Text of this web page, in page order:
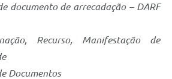
documento de arrecadação – DARF
Recurso, Manifestação de
Documentos